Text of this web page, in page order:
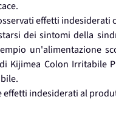
effetti
dei sintomi della
un'alimentazione
Kijimea Colon Irritabile
effetti indesiderati al